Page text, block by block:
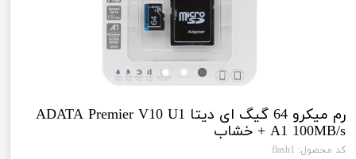
رم میکرو 64 گیگ ای دیتا ADATA Premier V10 U1
A1 100MB/s + خشاب
کد محصول: flash1